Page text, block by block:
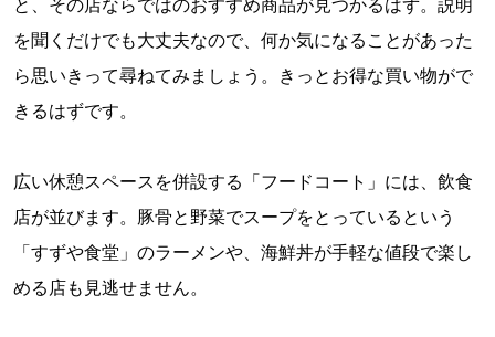
を聞くだけでも大丈夫なので、何か気になることがあった
ら思いきって尋ねてみましょう。きっとお得な買い物がで
きるはずです。
広い休憩スペースを併設する「フードコート」には、飲食
店が並びます。豚骨と野菜でスープをとっているという
「すずや食堂」のラーメンや、海鮮丼が手軽な値段で楽し
める店も見逃せません。